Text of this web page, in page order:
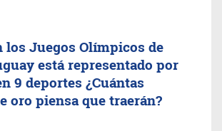
los Juegos Olímpicos de
está representado por
9 deportes ¿Cuántas
oro piensa que traerán?